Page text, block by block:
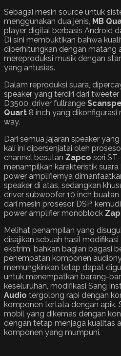
Sebagai mesin source untuk
menggunakan dua jenis, MB
player digital berbasis Android
Di sini membuktikan bahwa
diperhitungkan dengan matang
mereproduksi musik dengan
yang antusias.
Dalam reproduksi suara,
speaker yang terdiri dari
D3500, driver fullrange
Quart 8 inch yang dikonfigurasi
way.
Dari semua jajaran speaker
kali ini dipersenjatai oleh
channel besutan Zapco seri
menampilkan karakteristik
power amplifiernya
speaker di atas, sedangkan
driver subwoofer 10 inch buatan
dari mesin prosesor DSP,
power amplifier monoblock
Melihat penampilan yang
disajikan sebuah hasil
ekstrim, bahkan bagian bagasi
penempatan komponen
memungkinkan tetap dapat
untuk menempatkan barang-
keseluruhan, modifikasi Sang
Audio tergolong rapi dengan
komponen tertata dengan apik.
mobil yang dikemas dengan
dengan tetap menjaga kualitas
komponen yang mumpuni.